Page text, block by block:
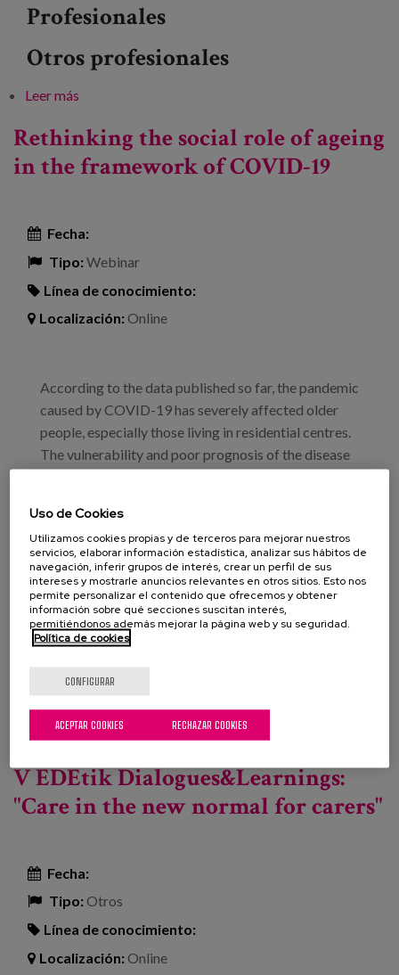
Profesionales
Otros profesionales
Leer más
Rethinking the social role of ageing
in the framework of COVID-19
Fecha:
Tipo:Webinar
Línea de conocimiento:
Localización:Online
According to the data published so far, the pandemic
caused by COVID-19 has severely affected older
people, especially those living in residential centres.
The vulnerability and poor prognosis of the disease
measures of confinement, isolation and social
distancing than in any other group, accompanied by
ageist attitudes that are determinant in essential
issues such as treatment or access to services by
older people.
Inscription
Profesionales
Leer mássobre Rethinking the social role of ageing in the
V EDEtik Dialogues&Learnings:
"Care in the new normal for carers"
Fecha:
Tipo:Otros
Línea de conocimiento:
Localización:Online
Uso de Cookies
Utilizamos cookies propias y de terceros para mejorar nuestros
servicios, elaborar información estadística, analizar sus hábitos de
navegación, inferir grupos de interés, crear un perfil de sus
intereses y mostrarle anuncios relevantes en otros sitios. Esto nos
permite personalizar el contenido que ofrecemos y obtener
información sobre qué secciones suscitan interés,
permitiéndonos además mejorar la página web y su seguridad.
Política de cookies
CONFIGURAR
RECHAZAR COOKIES
ACEPTAR COOKIES